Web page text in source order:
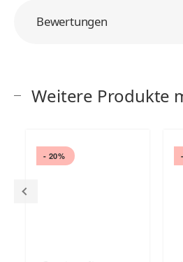
Bewertungen
Weitere Produkte
- 20%